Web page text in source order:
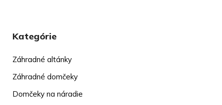
Kategórie
Záhradné altánky
Záhradné domčeky
Domčeky na náradie